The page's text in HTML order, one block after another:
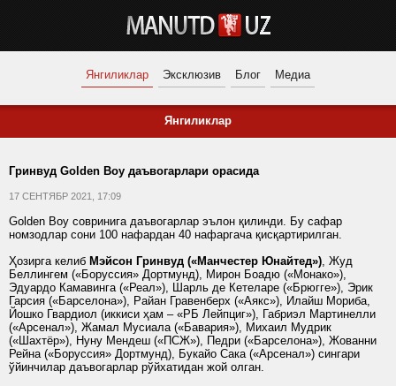
Янгиликлар Эксклюзив Блог Медиа
Янгиликлар
Гринвуд Golden Boy даъвогарлари орасида
17 СЕНТЯБР 2021, 17:09
Golden Boy совринига даъвогарлар эълон қилинди. Бу сафар
номзодлар сони 100 нафардан 40 нафаргача қисқартирилган.
Ҳозирга келиб Мэйсон Гринвуд («Манчестер Юнайтед»), Жуд
Беллингем («Боруссия» Дортмунд), Мирон Боадю («Монако»),
Эдуардо Камавинга («Реал»), Шарль де Кетеларе («Брюгге»), Эрик
Гарсия («Барселона»), Райан Гравенберх («Аякс»), Илайш Мориба,
Йошко Гвардиол (иккиси ҳам – «РБ Лейпциг»), Габриэл Мартинелли
(«Арсенал»), Жамал Мусиала («Бавария»), Михаил Мудрик
(«Шахтёр»), Нуну Мендеш («ПСЖ»), Педри («Барселона»), Жованни
Рейна («Боруссия» Дортмунд), Букайо Сака («Арсенал») сингари
ўйинчилар даъвогарлар рўйхатидан жой олган.